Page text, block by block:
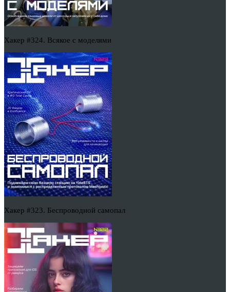
Хакер #324. Всякое с моделями
Хакер #323. Беспроводной самопал